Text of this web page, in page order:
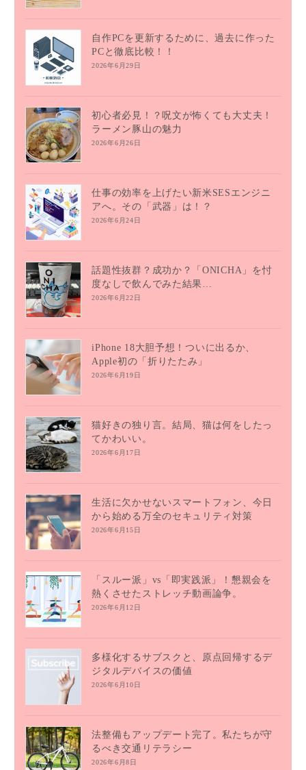
自作PCを更新するために、過去に作った
PCと徹底比較！！
2026年6月29日
初心者必見！？呪文が怖くても大丈夫！
ラーメン豚山の魅力
2026年6月26日
仕事の効率を上げたい新米SESエンジニ
アへ。その「武器」は！？
2026年6月24日
話題性抜群？成功か？「ONICHA」を忖
度なしで飲んでみた結果…
2026年6月22日
iPhone 18大胆予想！ついに出るか、
Apple初の「折りたたみ」
2026年6月19日
猫好きの独り言。結局、猫は何をしたっ
てかわいい。
2026年6月17日
生活に欠かせないスマートフォン、今日
から始める万全のセキュリティ対策
2026年6月15日
「スルー派」vs「即実践派」！懇親会を
熱くさせたストレッチ動画論争。
2026年6月12日
多様化するサブスクと、原点回帰するデ
ジタルデバイスの価値
2026年6月10日
法整備もアップデート完了。私たちが守
るべき交通リテラシー
2026年6月8日